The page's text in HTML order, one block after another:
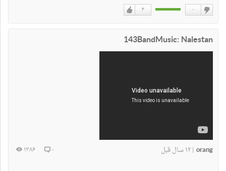
۴ ۰
143BandMusic: Nalestan
orang
|۱۲ سال قبل ۰ ۱۳۸۶